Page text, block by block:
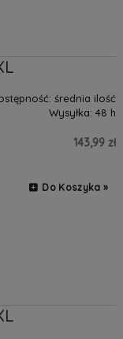
średnia ilość
Wysyłka: 48 h
143,99 zł
Do Koszyka »